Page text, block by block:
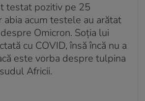
testat pozitiv pe 25
abia acum testele au arătat
Omicron. Soția lui
cu COVID, însă încă nu a
este vorba despre tulpina
Africii.